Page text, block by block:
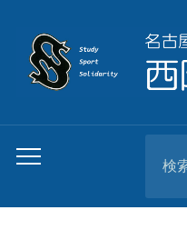
Toggle
menu
for: